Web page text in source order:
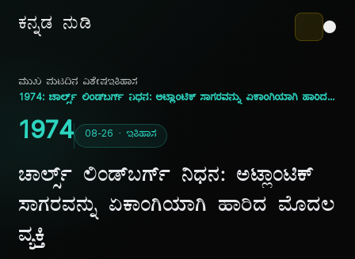
ಕನ್ನಡ ನುಡಿ
ಮುಖ ಪುಟದಿನ ವಿಶೇಷಇತಿಹಾಸ
1974: ಚಾರ್ಲ್ಸ್ ಲಿಂಡ್‌ಬರ್ಗ್ ನಿಧನ: ಅಟ್ಲಾಂಟಿಕ್ ಸಾಗರವನ್ನು ಏಕಾಂಗಿಯಾಗಿ ಹಾರಿದ ಮೊದಲ ವ್ಯಕ್ತಿ
1974 08-26 · ಇತಿಹಾಸ
ಚಾರ್ಲ್ಸ್ ಲಿಂಡ್‌ಬರ್ಗ್ ನಿಧನ: ಅಟ್ಲಾಂಟಿಕ್
ಸಾಗರವನ್ನು ಏಕಾಂಗಿಯಾಗಿ ಹಾರಿದ ಮೊದಲ
ವ್ಯಕ್ತಿ